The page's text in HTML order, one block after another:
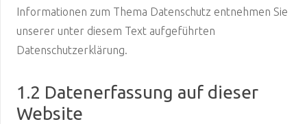
Informationen zum Thema Datenschutz entnehmen Sie
unserer unter diesem Text aufgeführten
Datenschutzerklärung.
1.2 Datenerfassung auf dieser
Website